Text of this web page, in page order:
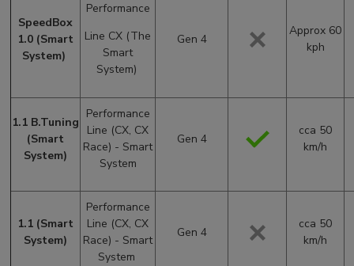
SpeedBox
1.0 (Smart
System)
Performance
Line CX (The
Smart
System)
Gen 4
Approx 60
kph
1.1 B.Tuning
(Smart
System)
Performance
Line (CX, CX
Race) - Smart
System
Gen 4
cca 50
km/h
1.1 (Smart
System)
Performance
Line (CX, CX
Race) - Smart
System
Gen 4
cca 50
km/h